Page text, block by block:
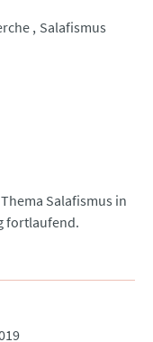
Salafismus
Salafismus in
fortlaufend.